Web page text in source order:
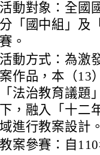
活動對象：全國
分「國中組」及
賽。
活動方式：為激
案作品，本（13
「法治教育議
下，融入「十二
域進行教案設計。
教案參賽：自